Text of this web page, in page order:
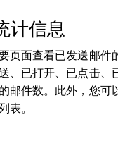
计信息
页面查看已发送邮件
、已打开、已点击、
邮件数。此外，您可
表。